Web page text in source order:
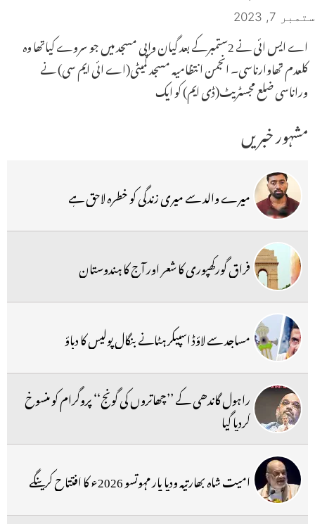
ستمبر 7, 2023
اے ایس ائی نے 2ستمبرکے بعد گیان واپی مسجد میں جو سروے کیاتھا وہ
کلعدم تھاوارناسی۔ انجمن انتظامیہ مسجد کمیٹی(اے ائی ایم سی) نے
وراناسی ضلع مجسٹریٹ(ڈی ایم) کو ایک
مشہور خبریں
میرے والد سے میری زندگی کو خطرہ لاحق ہے
فراق گورکھپوری کا شعر اور آج کا ہندوستان
مساجد سے لاؤڈ اسپیکر ہٹانے بنگال پولیس کا دباؤ
راہول گاندھی کے ’’چھاتروں کی گونج‘‘ پروگرام کو منسوخ
کردیا گیا
امیت شاہ بھارتیہ ودیا پار مہوتسو 2026ء کا افتتاح کرینگے